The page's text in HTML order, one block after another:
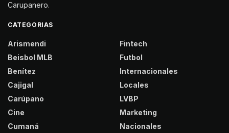
Carupanero.
CATEGORIAS
Arismendi
Beisbol MLB
Benítez
Cajigal
Carúpano
Cine
Cumaná
Fintech
Futbol
Internacionales
Locales
LVBP
Marketing
Nacionales